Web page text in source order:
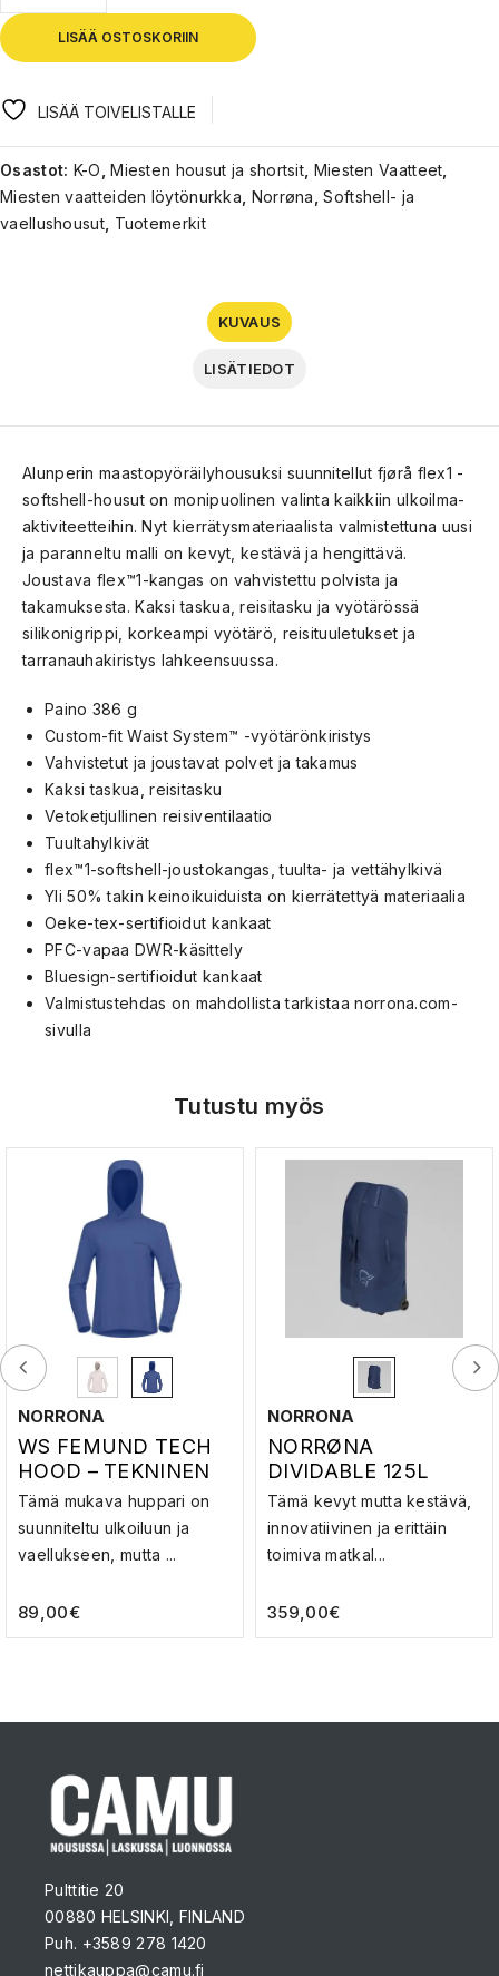
LISÄÄ OSTOSKORIIN
LISÄÄ TOIVELISTALLE
Osastot: K-O, Miesten housut ja shortsit, Miesten Vaatteet,
Miesten vaatteiden löytönurkka, Norrøna,Softshell- ja
vaellushousut, Tuotemerkit
KUVAUS
LISÄTIEDOT
Alunperin maastopyöräilyhousuksi suunnitellut fjørå flex1 -
softshell-housut on monipuolinen valinta kaikkiin ulkoilma-
aktiviteetteihin. Nyt kierrätysmateriaalista valmistettuna uusi
ja paranneltu malli on kevyt, kestävä ja hengittävä.
Joustava flex™1-kangas on vahvistettu polvista ja
takamuksesta. Kaksi taskua, reisitasku ja vyötärössä
silikonigrippi, korkeampi vyötärö, reisituuletukset ja
tarranauhakiristys lahkeensuussa.
Paino 386 g
Custom-fit Waist System™ -vyötärönkiristys
Vahvistetut ja joustavat polvet ja takamus
Kaksi taskua, reisitasku
Vetoketjullinen reisiventilaatio
Tuultahylkivät
flex™1-softshell-joustokangas, tuulta- ja vettähylkivä
Yli 50% takin keinoikuiduista on kierrätettyä materiaalia
Oeke-tex-sertifioidut kankaat
PFC-vapaa DWR-käsittely
Bluesign-sertifioidut kankaat
Valmistustehdas on mahdollista tarkistaanorrona.com-
sivulla
Tutustu myös
NORRONA
WS FEMUND TECH
HOOD – TEKNINEN
HUPPARI
Tämä mukava huppari on
suunniteltu ulkoiluun ja
vaellukseen, mutta ...
89,00€
NORRONA
NORRØNA
DIVIDABLE 125L
TROLLEY BAG –
VETOLAUKKU
Tämä kevyt mutta kestävä,
innovatiivinen ja erittäin
toimiva matkal...
359,00€
Pulttitie 20
00880 HELSINKI, FINLAND
Puh. +3589 278 1420
nettikauppa@camu.fi